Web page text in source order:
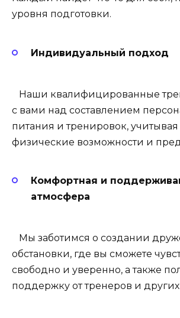
уровня подготовки.
Индивидуальный подход
Наши квалифицированные
с вами над составлением
питания и тренировок,
физические возможности и
Комфортная и
атмосфера
Мы заботимся о создании
обстановки, где вы сможете
свободно и уверенно, а также
поддержку от тренеров и